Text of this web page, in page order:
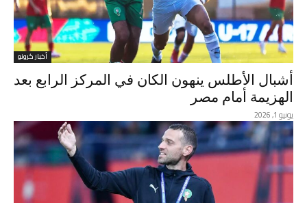
أخبار كرونو
أشبال الأطلس ينهون الكان في المركز الرابع بعد
الهزيمة أمام مصر
يونيو 1, 2026